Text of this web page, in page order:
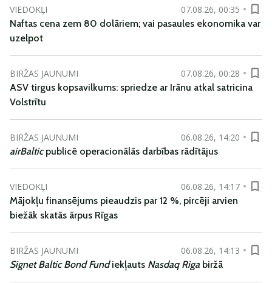
VIEDOKĻI
07.08.26, 00:35
Naftas cena zem 80 dolāriem; vai pasaules ekonomika var
uzelpot
BIRŽAS JAUNUMI
07.08.26, 00:28
ASV tirgus kopsavilkums: spriedze ar Irānu atkal satricina
Volstrītu
BIRŽAS JAUNUMI
06.08.26, 14:20
airBalticpublicē operacionālās darbības rādītājus
VIEDOKĻI
06.08.26, 14:17
Mājokļu finansējums pieaudzis par 12 %, pircēji arvien
biežāk skatās ārpus Rīgas
BIRŽAS JAUNUMI
06.08.26, 14:13
Signet Baltic Bond Fundiekļauts Nasdaq Riga biržā